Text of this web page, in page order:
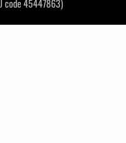
code 45447863)